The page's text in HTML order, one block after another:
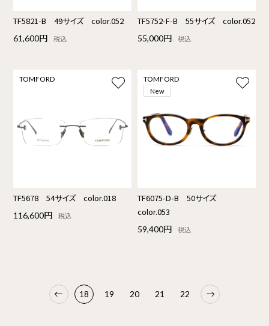
TF5821-B 49サイズ color.052
61,600円 税込
TF5752-F-B 55サイズ color.052
55,000円 税込
TOMFORD
TF5678 54サイズ color.018
116,600円 税込
TOMFORD
New
TF6075-D-B 50サイズ
color.053
59,400円 税込
18 19 20 21 22